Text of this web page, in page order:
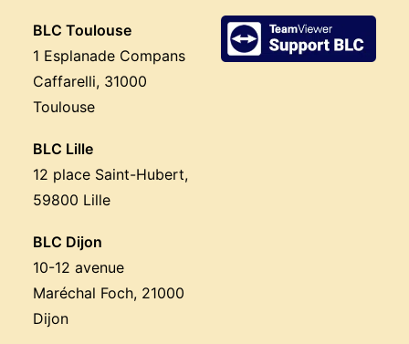
BLC Toulouse
1 Esplanade Compans
Caffarelli, 31000
Toulouse
BLC Lille
12 place Saint-Hubert,
59800 Lille
BLC Dijon
10-12 avenue
Maréchal Foch, 21000
Dijon